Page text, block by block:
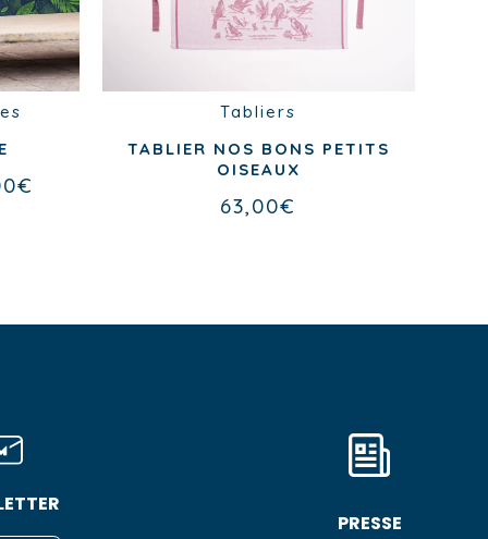
€
Tabliers
TABLIER NOS BONS PETITS
OISEAUX
63,00€
PRESSE